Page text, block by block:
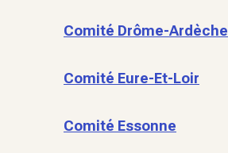
Comité Drôme-Ardèche
Comité Eure-Et-Loir
Comité Essonne